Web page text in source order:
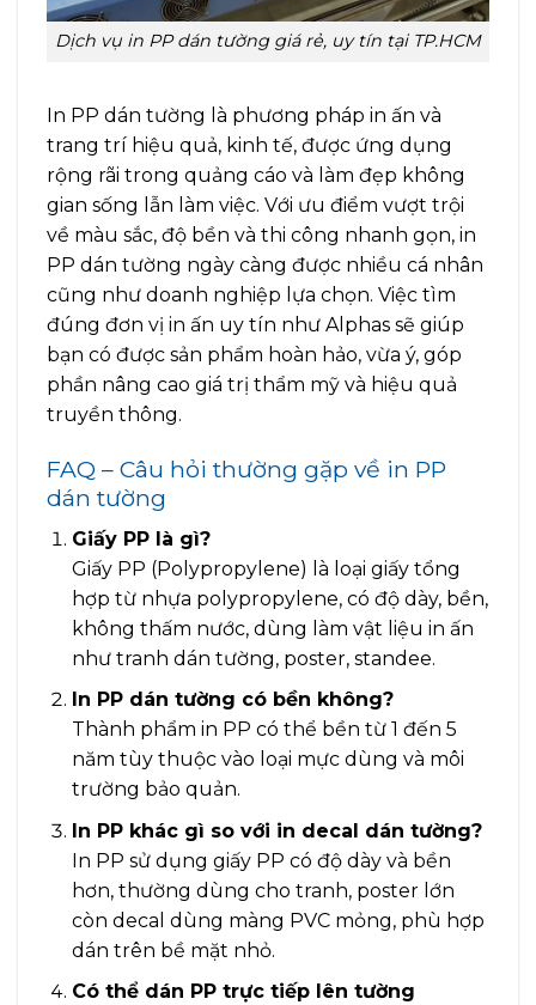
Dịch vụ in PP dán tường giá rẻ, uy tín tại TP.HCM
In PP dán tường là phương pháp in ấn và
trang trí hiệu quả, kinh tế, được ứng dụng
rộng rãi trong quảng cáo và làm đẹp không
gian sống lẫn làm việc. Với ưu điểm vượt trội
về màu sắc, độ bền và thi công nhanh gọn, in
PP dán tường ngày càng được nhiều cá nhân
cũng như doanh nghiệp lựa chọn. Việc tìm
đúng đơn vị in ấn uy tín như Alphas sẽ giúp
bạn có được sản phẩm hoàn hảo, vừa ý, góp
phần nâng cao giá trị thẩm mỹ và hiệu quả
truyền thông.
FAQ – Câu hỏi thường gặp về in PP
dán tường
Giấy PP là gì?
Giấy PP (Polypropylene) là loại giấy tổng
hợp từ nhựa polypropylene, có độ dày, bền,
không thấm nước, dùng làm vật liệu in ấn
như tranh dán tường, poster, standee.
In PP dán tường có bền không?
Thành phẩm in PP có thể bền từ 1 đến 5
năm tùy thuộc vào loại mực dùng và môi
trường bảo quản.
In PP khác gì so với in decal dán tường?
In PP sử dụng giấy PP có độ dày và bền
hơn, thường dùng cho tranh, poster lớn
còn decal dùng màng PVC mỏng, phù hợp
dán trên bề mặt nhỏ.
Có thể dán PP trực tiếp lên tường